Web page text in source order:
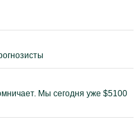
Мы сегодня уже $5100